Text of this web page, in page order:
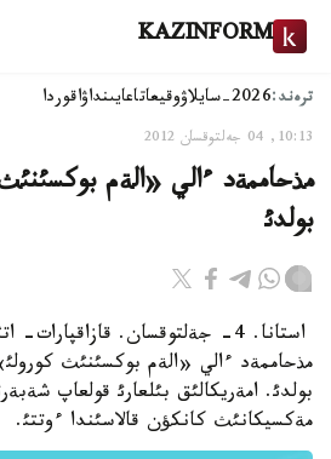
KAZINFORM
ترەند:2026-سايلاۋ وقيعاتاعايىنداۋاقوردا
10:13, 04 جەلتوقسان 2012
مذحاممةد ءالي «الةم
بولدئ
استانا. 4- جةلتوقسان.
مذحاممةد ءالي «الةم بوكسئنئث
بولدئ. امةريكالئق بئلعارئ قولعاپ
مةكسيكانئث كانكؤن قالاسئندا ءوتتئ.